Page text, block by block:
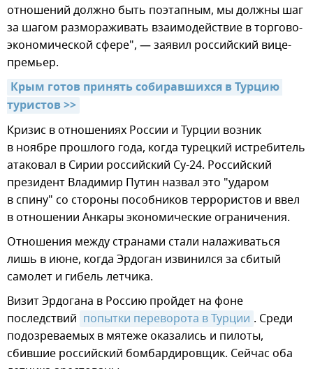
отношений должно быть поэтапным, мы должны шаг
за шагом размораживать взаимодействие в торгово-
экономической сфере", — заявил российский вице-
премьер.
Крым готов принять собиравшихся в Турцию
туристов >>
Кризис в отношениях России и Турции возник
в ноябре прошлого года, когда турецкий истребитель
атаковал в Сирии российский Су-24. Российский
президент Владимир Путин назвал это "ударом
в спину" со стороны пособников террористов и ввел
в отношении Анкары экономические ограничения.
Отношения между странами стали налаживаться
лишь в июне, когда Эрдоган извинился за сбитый
самолет и гибель летчика.
Визит Эрдогана в Россию пройдет на фоне
последствий попытки переворота в Турции . Среди
подозреваемых в мятеже оказались и пилоты,
сбившие российский бомбардировщик. Сейчас оба